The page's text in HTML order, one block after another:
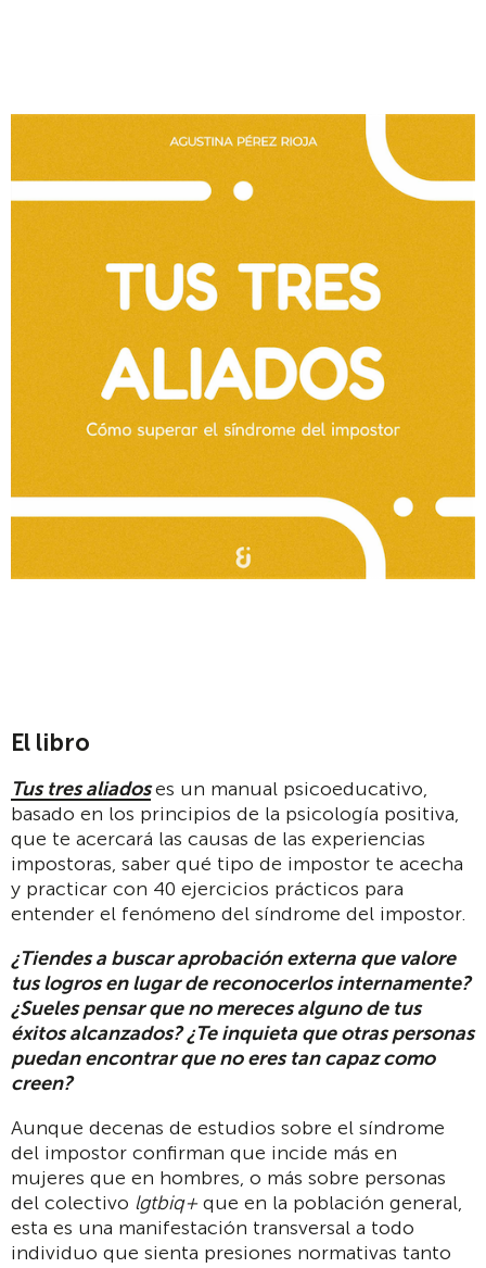
El libro
Tus tres aliadoses un manual psicoeducativo,
basado en los principios de la psicología positiva,
que te acercará las causas de las experiencias
impostoras, saber qué tipo de impostor te acecha
y practicar con 40 ejercicios prácticos para
entender el fenómeno del síndrome del impostor.
¿Tiendes a buscar aprobación externa que valore
tus logros en lugar de reconocerlos internamente?
¿Sueles pensar que no mereces alguno de tus
éxitos alcanzados?¿Te inquieta que otras personas
puedan encontrar que no eres tan capaz como
creen?
Aunque decenas de estudios sobre el síndrome
del impostor confirman que incide más en
mujeres que en hombres, o más sobre personas
del colectivo lgtbiq+que en la población general,
esta es una manifestación transversal a todo
individuo que sienta presiones normativas tanto